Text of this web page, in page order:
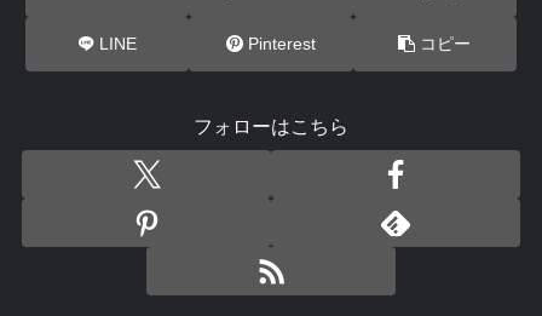
LINE Pinterest コピー
フォローはこちら